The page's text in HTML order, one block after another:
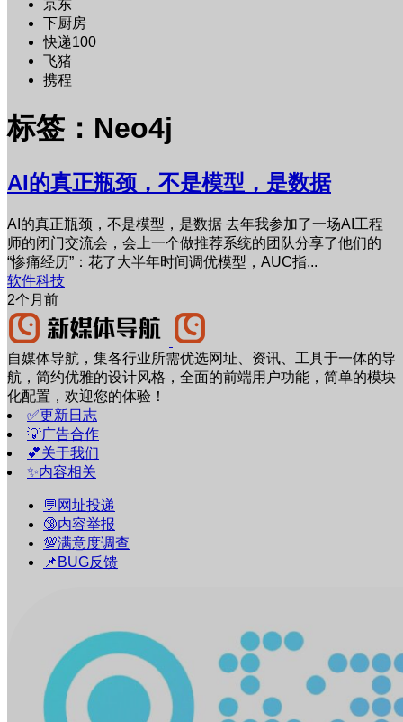
京东
下厨房
快递100
飞猪
携程
标签：Neo4j
AI的真正瓶颈，不是模型，是数据
AI的真正瓶颈，不是模型，是数据 去年我参加了一场AI工程
师的闭门交流会，会上一个做推荐系统的团队分享了他们的
“惨痛经历”：花了大半年时间调优模型，AUC指...
软件科技
2个月前
自媒体导航，集各行业所需优选网址、资讯、工具于一体的导
航，简约优雅的设计风格，全面的前端用户功能，简单的模块
化配置，欢迎您的体验！
✅更新日志
💡广告合作
💕关于我们
✨内容相关
💬网址投递
🔞内容举报
💯满意度调查
📌BUG反馈